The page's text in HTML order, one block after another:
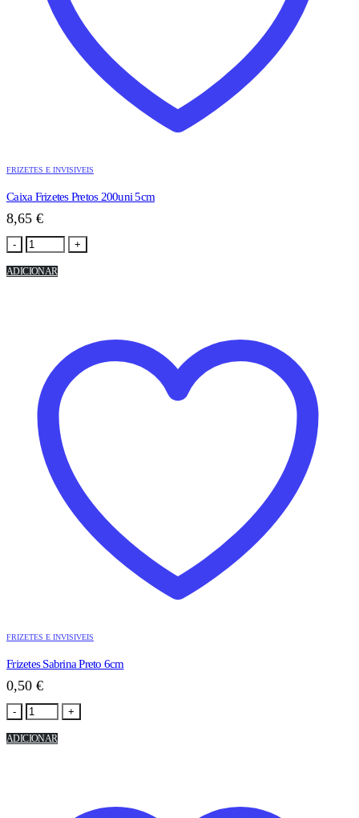
FRIZETES E INVISIVEIS
Caixa Frizetes Pretos 200uni 5cm
8,65 €
- +
ADICIONAR
FRIZETES E INVISIVEIS
Frizetes Sabrina Preto 6cm
0,50 €
- +
ADICIONAR